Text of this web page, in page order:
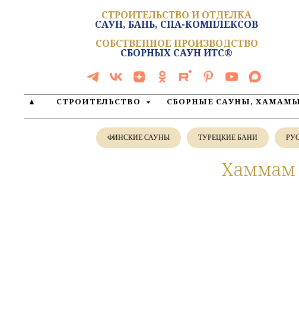
СТРОИТЕЛЬСТВО И ОТДЕЛКА
САУН, БАНЬ, СПА-КОМПЛЕКСОВ
СОБСТВЕННОЕ ПРОИЗВОДСТВО
СБОРНЫХ САУН ИТС®
▲ СТРОИТЕЛЬСТВО СБОРНЫЕ САУНЫ,
ФИНСКИЕ САУНЫ ТУРЕЦКИЕ БАНИ
Хаммам